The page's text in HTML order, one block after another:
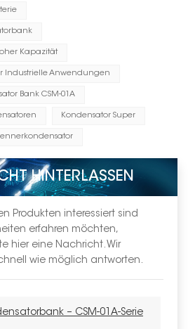
Kapazität
Industrielle Anwendungen
Bank CSM-01A
Kondensator Super
HINTERLASSEN
Produkten interessiert sind
erfahren möchten,
hier eine Nachricht. Wir
wie möglich antworten.
– CSM-01A-Serie